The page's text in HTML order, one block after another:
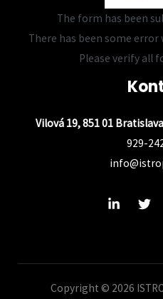
The form has been
There has been some
Please verify all
Vilová 19, 851 01
929-
Copyright © 2026